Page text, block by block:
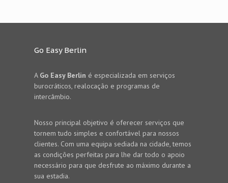
Go Easy Berlin
A Go Easy Berlin é especializada em serviços
burocráticos, realocação e programas de
intercâmbio.
Nosso principal objetivo é oferecer serviços que
tornem tudo simples e confortável para nossos
clientes. Com uma equipa sediada na cidade, temos
as condições perfeitas para lhe dar todo o apoio
necessário para que desfrute ao máximo durante a
sua estadia.